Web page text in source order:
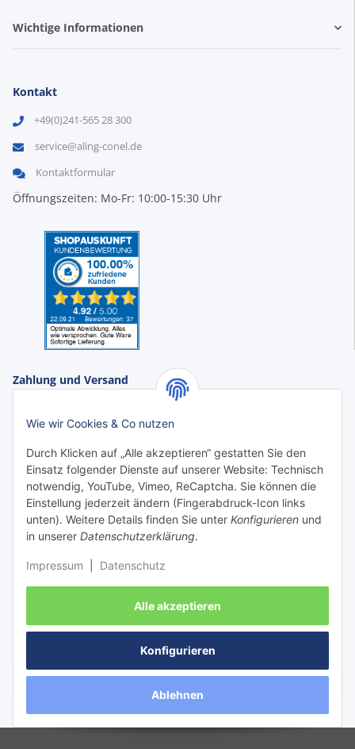
Alle akzeptieren
Konfigurieren
Ablehnen
Wie wir Cookies & Co nutzen
Durch Klicken auf „Alle akzeptieren“ gestatten Sie den
Einsatz folgender Dienste auf unserer Website: Technisch
notwendig, YouTube, Vimeo, ReCaptcha. Sie können die
Einstellung jederzeit ändern (Fingerabdruck-Icon links
unten). Weitere Details finden Sie unter Konfigurieren und
in unserer Datenschutzerklärung.
Impressum Datenschutz
Wichtige Informationen
Kontakt
+49(0)241-565 28 300
service@aling-conel.de
Kontaktformular
Öffnungszeiten: Mo-Fr: 10:00-15:30 Uhr
Zahlung und Versand
Vertrag widerrufen